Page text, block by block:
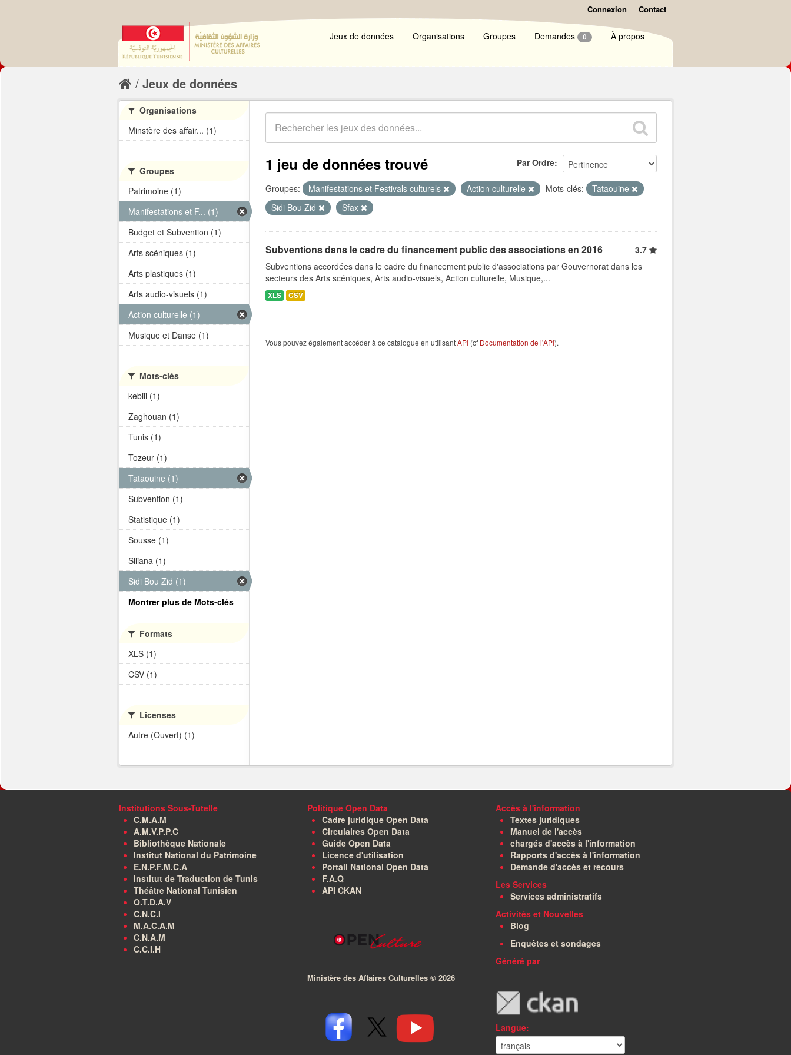
Connexion Contact
Jeux de données Organisations Groupes Demandes 0 À propos
Jeux de données
Par Ordre
1 jeu de données trouvé
Groupes: Manifestations et Festivals culturels Action culturelle Mots-clés:
Tataouine
Sidi Bou Zid
Sfax
Subventions dans le cadre du financement public des associations en 2016
3.7
Subventions accordées dans le cadre du financement public d'associations par Gouvernorat dans les
secteurs des Arts scéniques, Arts audio-visuels, Action culturelle, Musique,...
XLS CSV
Vous pouvez également accéder à ce catalogue en utilisantAPI (cf Documentation de l'API).
Organisations
Minstère des affair... (1)
Groupes
Patrimoine (1)
Manifestations et F... (1)
Budget et Subvention (1)
Arts scéniques (1)
Arts plastiques (1)
Arts audio-visuels (1)
Action culturelle (1)
Musique et Danse (1)
Mots-clés
kebili (1)
Zaghouan (1)
Tunis (1)
Tozeur (1)
Tataouine (1)
Subvention (1)
Statistique (1)
Sousse (1)
Siliana (1)
Sidi Bou Zid (1)
Montrer plus de Mots-clés
Formats
XLS (1)
CSV (1)
Licenses
Autre (Ouvert) (1)
Institutions Sous-Tutelle
C.M.A.M
A.M.V.P.P.C
Bibliothèque Nationale
Institut National du Patrimoine
E.N.P.F.M.C.A
Institut de Traduction de Tunis
Théâtre National Tunisien
O.T.D.A.V
C.N.C.I
M.A.C.A.M
C.N.A.M
C.C.I.H
Politique Open Data
Cadre juridique Open Data
Circulaires Open Data
Guide Open Data
Licence d'utilisation
Portail National Open Data
F.A.Q
API CKAN
Ministère des Affaires Culturelles © 2026
Accès à l'information
Textes juridiques
Manuel de l'accès
chargés d'accès à l'information
Rapports d'accès à l'information
Demande d'accès et recours
Les Services
Services administratifs
Activités et Nouvelles
Blog
Enquêtes et sondages
Généré par
Langue